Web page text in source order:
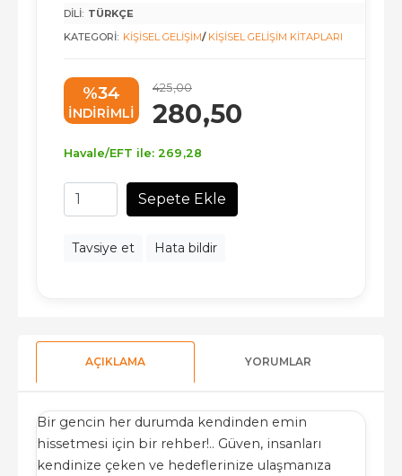
DILI: TÜRKÇE
KATEGORI: KIŞISEL GELIŞIM/ KIŞISEL GELIŞIM KITAPLARI
%34
INDIRIMLI
425,00
280,50
Havale/EFT ile: 269 ,28
Sepete Ekle
Tavsiye et Hata bildir
AÇIKLAMA YORUMLAR
Bir gencin her durumda kendinden emin
hissetmesi için bir rehber!.. Güven, insanları
kendinize çeken ve hedeflerinize ulaşmanıza